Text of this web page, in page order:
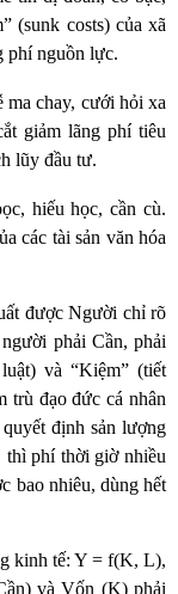
(sunk costs) của xã
phí nguồn lực.
ma chay, cưới hỏi xa
giảm lãng phí tiêu
lũy đầu tư.
hiếu học, cần cù.
các tài sản văn hóa
được Người chỉ rõ
phải Cần, phải
và “Kiệm” (tiết
trù đạo đức cá nhân
định sản lượng
thì phí thời giờ nhiều
bao nhiêu, dùng hết
kinh tế: Y = f(K, L),
và Vốn (K) phải